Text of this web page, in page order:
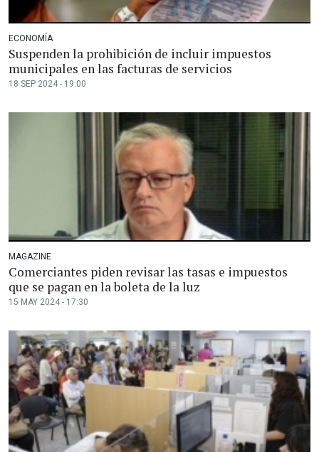
ECONOMÍA
Suspenden la prohibición de incluir impuestos
municipales en las facturas de servicios
18 SEP 2024 - 19:00
MAGAZINE
Comerciantes piden revisar las tasas e impuestos
que se pagan en la boleta de la luz
15 MAY 2024 - 17:30